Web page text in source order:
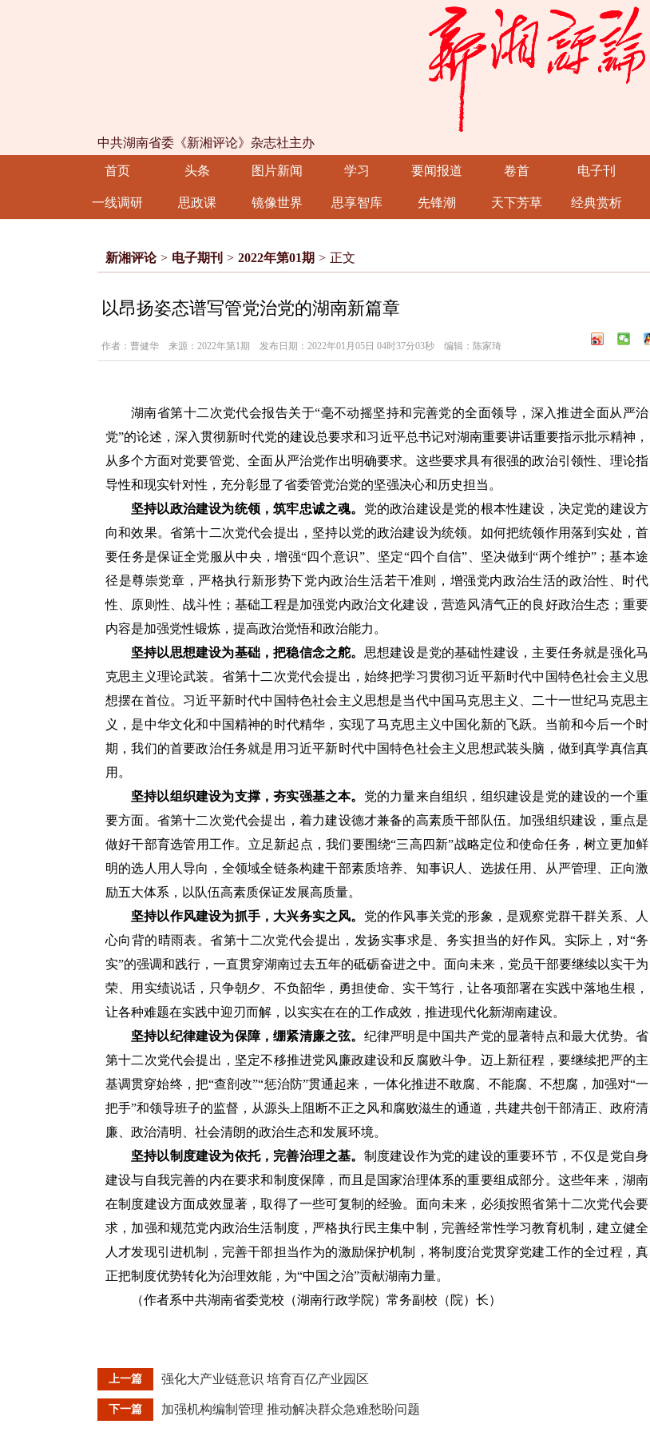
中共湖南省委《新湘评论》杂志社主办
首页 头条 图片新闻 学习 要闻报道 卷首 电子刊
一线调研 思政课 镜像世界 思享智库 先锋潮 天下芳草 经典赏析
新湘评论 > 电子期刊 > 2022年第01期 > 正文
以昂扬姿态谱写管党治党的湖南新篇章
作者：曹健华 来源：2022年第1期 发布日期：2022年01月05日 04时37分03秒 编辑：陈家琦
湖南省第十二次党代会报告关于“毫不动摇坚持和完善党的全面领导，深入推进全面从严治
党”的论述，深入贯彻新时代党的建设总要求和习近平总书记对湖南重要讲话重要指示批示精神，
从多个方面对党要管党、全面从严治党作出明确要求。这些要求具有很强的政治引领性、理论指
导性和现实针对性，充分彰显了省委管党治党的坚强决心和历史担当。
坚持以政治建设为统领，筑牢忠诚之魂。 党的政治建设是党的根本性建设，决定党的建设方
向和效果。省第十二次党代会提出，坚持以党的政治建设为统领。如何把统领作用落到实处，首
要任务是保证全党服从中央，增强“四个意识”、坚定“四个自信”、坚决做到“两个维护”；基本途
径是尊崇党章，严格执行新形势下党内政治生活若干准则，增强党内政治生活的政治性、时代
性、原则性、战斗性；基础工程是加强党内政治文化建设，营造风清气正的良好政治生态；重要
内容是加强党性锻炼，提高政治觉悟和政治能力。
坚持以思想建设为基础，把稳信念之舵。 思想建设是党的基础性建设，主要任务就是强化马
克思主义理论武装。省第十二次党代会提出，始终把学习贯彻习近平新时代中国特色社会主义思
想摆在首位。习近平新时代中国特色社会主义思想是当代中国马克思主义、二十一世纪马克思主
义，是中华文化和中国精神的时代精华，实现了马克思主义中国化新的飞跃。当前和今后一个时
期，我们的首要政治任务就是用习近平新时代中国特色社会主义思想武装头脑，做到真学真信真
用。
坚持以组织建设为支撑，夯实强基之本。 党的力量来自组织，组织建设是党的建设的一个重
要方面。省第十二次党代会提出，着力建设德才兼备的高素质干部队伍。加强组织建设，重点是
做好干部育选管用工作。立足新起点，我们要围绕“三高四新”战略定位和使命任务，树立更加鲜
明的选人用人导向，全领域全链条构建干部素质培养、知事识人、选拔任用、从严管理、正向激
励五大体系，以队伍高素质保证发展高质量。
坚持以作风建设为抓手，大兴务实之风。 党的作风事关党的形象，是观察党群干群关系、人
心向背的晴雨表。省第十二次党代会提出，发扬实事求是、务实担当的好作风。实际上，对“务
实”的强调和践行，一直贯穿湖南过去五年的砥砺奋进之中。面向未来，党员干部要继续以实干为
荣、用实绩说话，只争朝夕、不负韶华，勇担使命、实干笃行，让各项部署在实践中落地生根，
让各种难题在实践中迎刃而解，以实实在在的工作成效，推进现代化新湖南建设。
坚持以纪律建设为保障，绷紧清廉之弦。 纪律严明是中国共产党的显著特点和最大优势。省
第十二次党代会提出，坚定不移推进党风廉政建设和反腐败斗争。迈上新征程，要继续把严的主
基调贯穿始终，把“查剖改”“惩治防”贯通起来，一体化推进不敢腐、不能腐、不想腐，加强对“一
把手”和领导班子的监督，从源头上阻断不正之风和腐败滋生的通道，共建共创干部清正、政府清
廉、政治清明、社会清朗的政治生态和发展环境。
坚持以制度建设为依托，完善治理之基。 制度建设作为党的建设的重要环节，不仅是党自身
建设与自我完善的内在要求和制度保障，而且是国家治理体系的重要组成部分。这些年来，湖南
在制度建设方面成效显著，取得了一些可复制的经验。面向未来，必须按照省第十二次党代会要
求，加强和规范党内政治生活制度，严格执行民主集中制，完善经常性学习教育机制，建立健全
人才发现引进机制，完善干部担当作为的激励保护机制，将制度治党贯穿党建工作的全过程，真
正把制度优势转化为治理效能，为“中国之治”贡献湖南力量。
（作者系中共湖南省委党校（湖南行政学院）常务副校（院）长）
上一篇 强化大产业链意识 培育百亿产业园区
下一篇 加强机构编制管理 推动解决群众急难愁盼问题